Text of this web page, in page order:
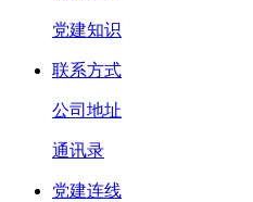
党建知识
联系方式
公司地址
通讯录
党建连线